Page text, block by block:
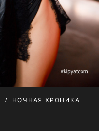
НОЧНАЯ ХРОНИКА